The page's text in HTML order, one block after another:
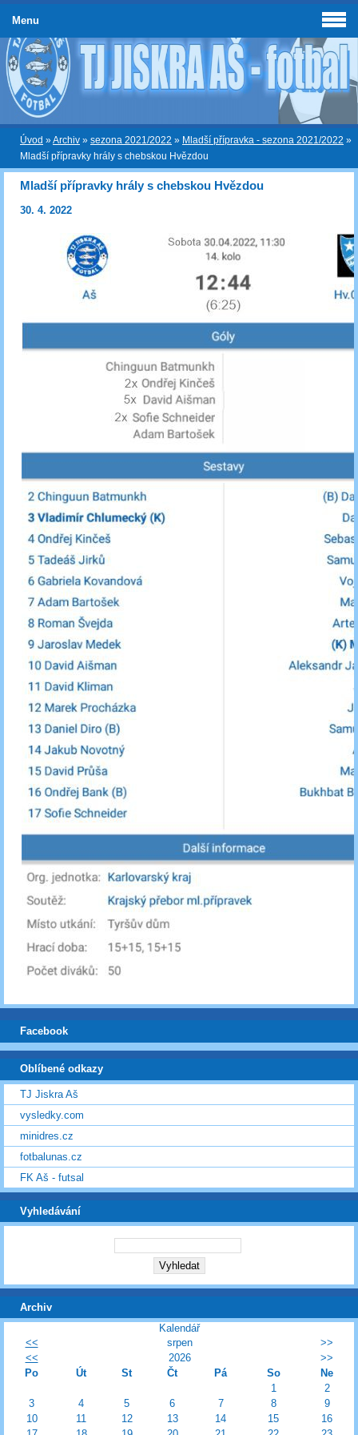
Úvod »Archiv » sezona 2021/2022 » Mladší přípravka - sezona 2021/2022 »
Mladší přípravky hrály s chebskou Hvězdou
Mladší přípravky hrály s chebskou Hvězdou
30. 4. 2022
Menu
Facebook
Oblíbené odkazy
TJ Jiskra Aš
vysledky.com
minidres.cz
fotbalunas.cz
FK Aš - futsal
Vyhledávání
Archiv
Kalendář
<<
srpen
>>
<<
2026
>>
Po
Út St Čt Pá So
Ne
1
2
3
4 5 6 7 8
9
10
11 12 13 14 15
16